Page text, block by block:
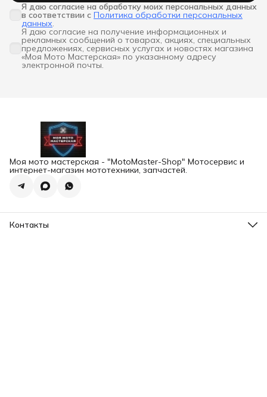
Я даю согласие на обработку моих персональных данных
в соответствии с Политика обработки персональных
данных.
Я даю согласие на получение информационных и
рекламных сообщений о товарах, акциях, специальных
предложениях, сервисных услугах и новостях магазина
«Моя Мото Мастерская» по указанному адресу
электронной почты.
Моя мото мастерская - "MotoMaster-Shop" Мотосервис и
интернет-магазин мототехники, запчастей.
Контакты